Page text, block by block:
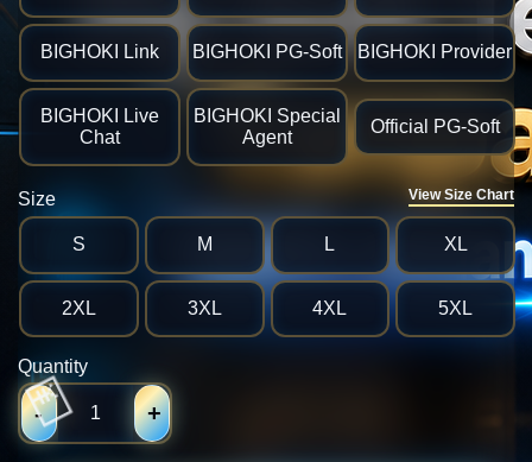
BIGHOKI Link BIGHOKI PG-Soft BIGHOKI Provider
BIGHOKI Live
Chat
BIGHOKI Special
Agent
Official PG-Soft
Size View Size Chart
S M L XL
2XL 3XL 4XL 5XL
Quantity
- +